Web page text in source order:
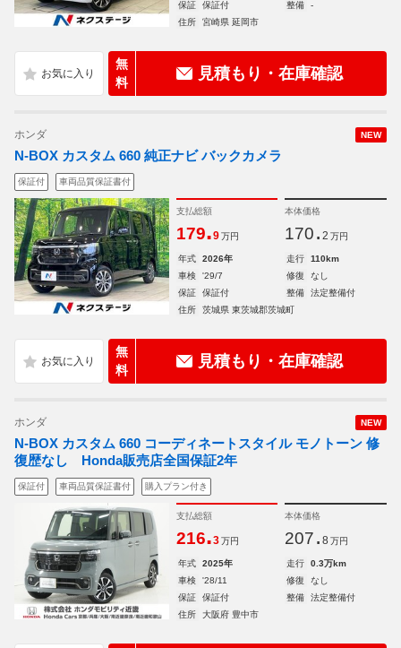
保証
保証付 整備
-
住所
宮崎県 延岡市
無
料
見積もり・在庫確認
NEW
ホンダ
N-BOX カスタム 660 純正ナビ バックカメラ
保証付 車両品質保証書付
支払総額
179.9 万円
本体価格
170. 2 万円
年式 2026年 走行
110km
車検
'29/7 修復
なし
保証
保証付 整備
法定整備付
住所
茨城県 東茨城郡茨城町
無
料
見積もり・在庫確認
NEW
ホンダ
N-BOX カスタム 660 コーディネートスタイル モノトーン 修
復歴なし Honda販売店全国保証2年
保証付 車両品質保証書付 購入プラン付き
支払総額
216.3 万円
本体価格
207. 8 万円
年式 2025年 走行
0.3万km
車検
'28/11 修復
なし
保証
保証付 整備
法定整備付
住所
大阪府 豊中市